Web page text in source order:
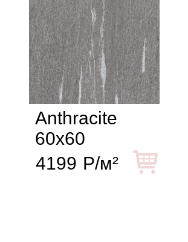
Anthracite
60x60
4199 Р/м²